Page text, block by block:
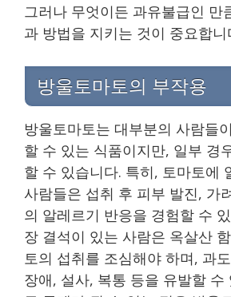
그러나 무엇이든 과유불급인 만
과 방법을 지키는 것이 중요합니
방울토마토의 부작용
방울토마토는 대부분의 사람들
할 수 있는 식품이지만, 일부 경
할 수 있습니다. 특히, 토마토에
사람들은 섭취 후 피부 발진, 가
의 알레르기 반응을 경험할 수
장 결석이 있는 사람은 옥살산
토의 섭취를 조심해야 하며, 과
장애, 설사, 복통 등을 유발할 수